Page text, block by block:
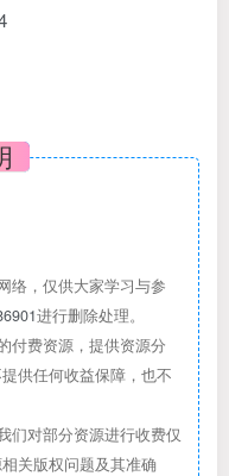
络，仅供大家学习与参
进行删除处理。
付费资源，提供资源分
供任何收益保障，也不
们对部分资源进行收费仅
关版权问题及其准确